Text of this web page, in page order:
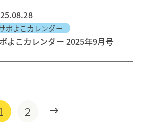
ポよこカレンダー
よこカレンダー 2025年9月号
2 »